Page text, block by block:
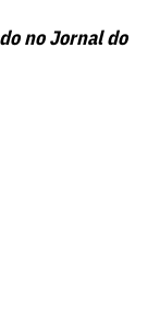
no Jornal do